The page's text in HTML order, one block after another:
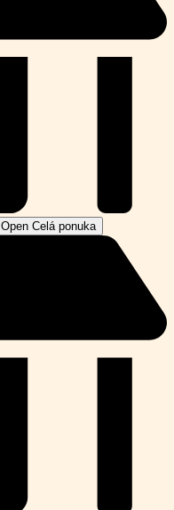
Open Celá ponuka